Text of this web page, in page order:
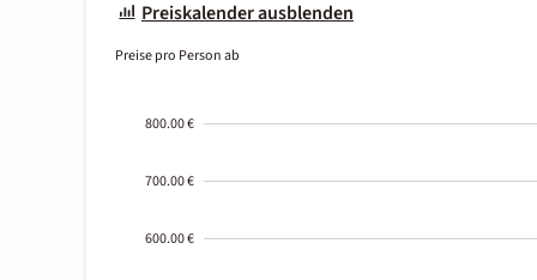
Preiskalender ausblenden
Preise pro Person ab
800.00 €
700.00 €
600.00 €